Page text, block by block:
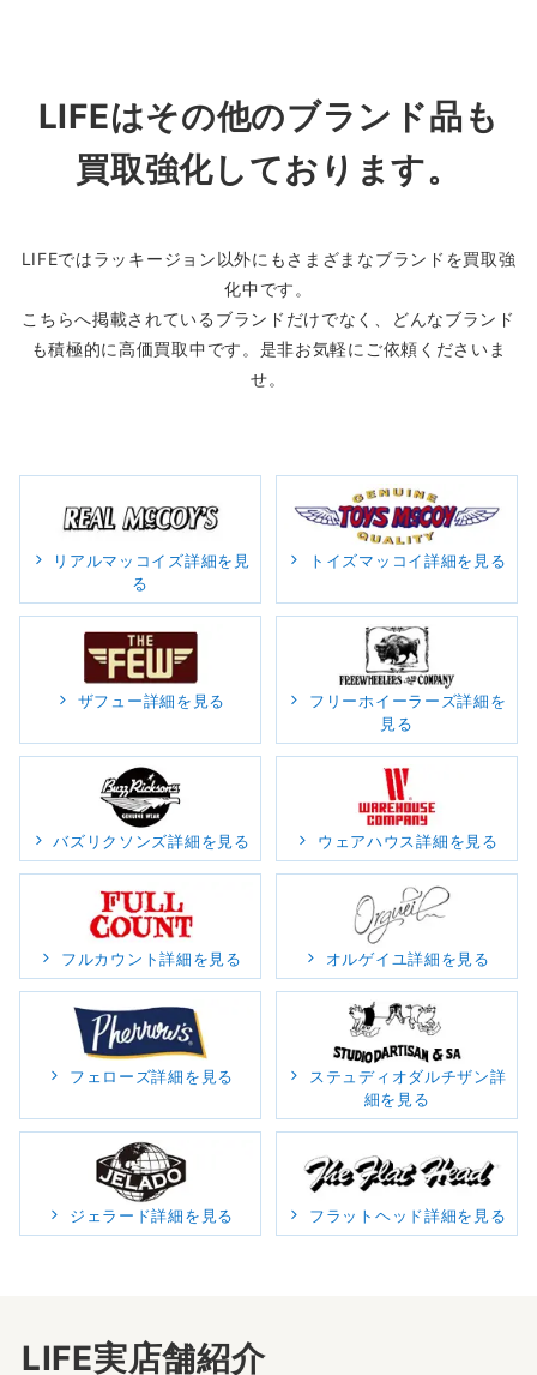
LIFEはその他のブランド品も
買取強化しております。
LIFEではラッキージョン以外にもさまざまなブランドを買取強
化中です。
こちらへ掲載されているブランドだけでなく、どんなブランド
も積極的に高価買取中です。是非お気軽にご依頼くださいま
せ。
リアルマッコイズ詳細を見
る
トイズマッコイ詳細を見る
ザフュー詳細を見る
フリーホイーラーズ詳細を
見る
バズリクソンズ詳細を見る ウェアハウス詳細を見る
フルカウント詳細を見る オルゲイユ詳細を見る
フェローズ詳細を見る
ステュディオダルチザン詳
細を見る
ジェラード詳細を見る フラットヘッド詳細を見る
LIFE実店舗紹介